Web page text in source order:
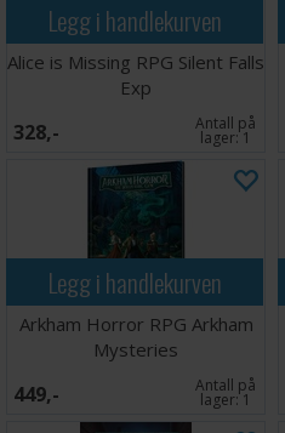
Legg i handlekurven
Alice is Missing RPG Silent Falls
Exp
328,- Antall på
lager:1
Legg i handlekurven
Arkham Horror RPG Arkham
Mysteries
449,- Antall på
lager:1